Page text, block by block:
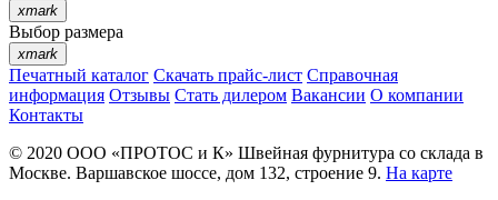
xmark
Выбор размера
xmark
Печатный каталог Скачать прайс-лист Справочная
информация Отзывы Стать дилером Вакансии О компании
Контакты
© 2020 ООО «ПРОТОС и К» Швейная фурнитура со склада в
Москве. Варшавское шоссе, дом 132, строение 9. На карте